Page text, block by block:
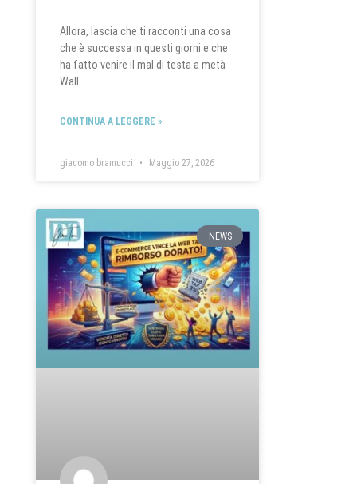
Allora, lascia che ti racconti una cosa
che è successa in questi giorni e che
ha fatto venire il mal di testa a metà
Wall
CONTINUA A LEGGERE »
giacomo bramucci Maggio 27, 2026
NEWS